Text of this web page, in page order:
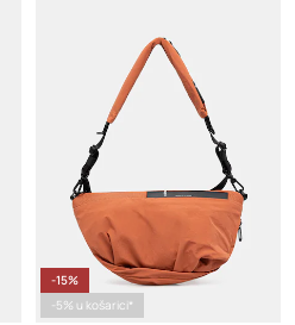
-15%
-5% u košarici*